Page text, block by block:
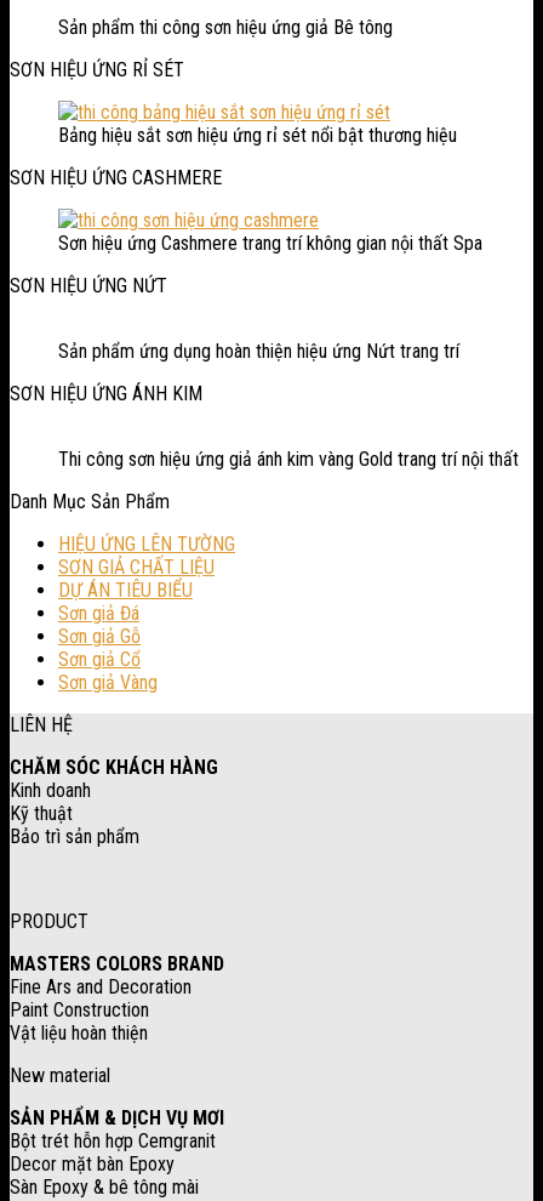
Sản phẩm thi công sơn hiệu ứng giả Bê tông
SƠN HIỆU ỨNG RỈ SÉT
Bảng hiệu sắt sơn hiệu ứng rỉ sét nổi bật thương hiệu
SƠN HIỆU ỨNG CASHMERE
Sơn hiệu ứng Cashmere trang trí không gian nội thất Spa
SƠN HIỆU ỨNG NỨT
Sản phẩm ứng dụng hoàn thiện hiệu ứng Nứt trang trí
SƠN HIỆU ỨNG ÁNH KIM
Thi công sơn hiệu ứng giả ánh kim vàng Gold trang trí nội thất
Danh Mục Sản Phẩm
HIỆU ỨNG LÊN TƯỜNG
SƠN GIẢ CHẤT LIỆU
DỰ ÁN TIÊU BIỂU
Sơn giả Đá
Sơn giả Gỗ
Sơn giả Cổ
Sơn giả Vàng
LIÊN HỆ
CHĂM SÓC KHÁCH HÀNG
Kinh doanh
Kỹ thuật
Bảo trì sản phẩm
PRODUCT
MASTERS COLORS BRAND
Fine Ars and Decoration
Paint Construction
Vật liệu hoàn thiện
New material
SẢN PHẨM & DỊCH VỤ MƠI
Bột trét hỗn hợp Cemgranit
Decor mặt bàn Epoxy
Sàn Epoxy & bê tông mài